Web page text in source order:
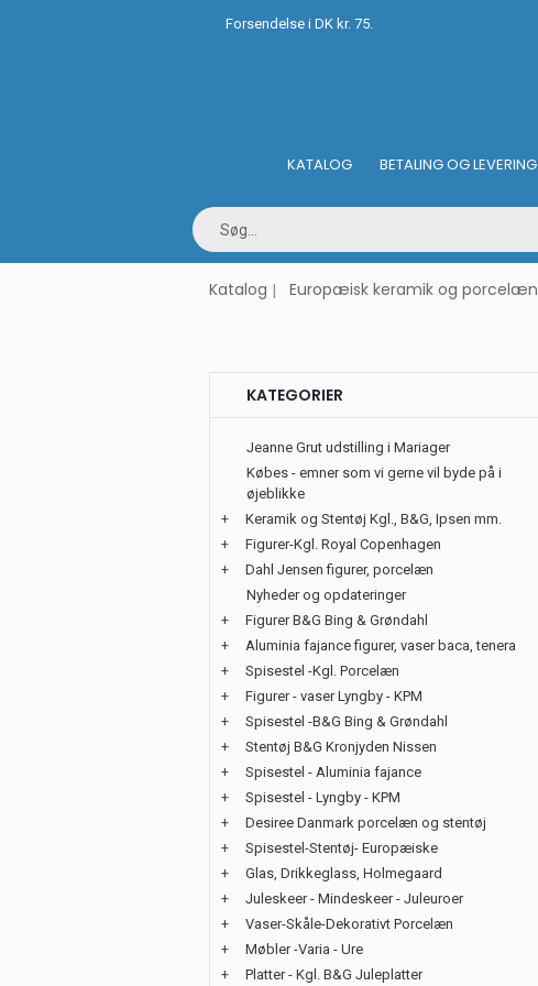
Forsendelse i DK kr. 75.
KATALOG BETALING OG LEVERING
Katalog Europæisk keramik og porcelæn
KATEGORIER
Jeanne Grut udstilling i Mariager
Købes - emner som vi gerne vil byde på i
øjeblikke
+
Keramik og Stentøj Kgl., B&G, Ipsen mm.
+
Figurer-Kgl. Royal Copenhagen
+
Dahl Jensen figurer, porcelæn
Nyheder og opdateringer
+
Figurer B&G Bing & Grøndahl
+
Aluminia fajance figurer, vaser baca, tenera
+
Spisestel -Kgl. Porcelæn
+
Figurer - vaser Lyngby - KPM
+
Spisestel -B&G Bing & Grøndahl
+
Stentøj B&G Kronjyden Nissen
+
Spisestel - Aluminia fajance
+
Spisestel - Lyngby - KPM
+
Desiree Danmark porcelæn og stentøj
+
Spisestel-Stentøj- Europæiske
+
Glas, Drikkeglass, Holmegaard
+
Juleskeer - Mindeskeer - Juleuroer
+
Vaser-Skåle-Dekorativt Porcelæn
+
Møbler -Varia - Ure
+
Platter - Kgl. B&G Juleplatter